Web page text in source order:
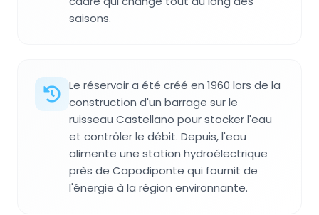
saisons.
Le réservoir a été créé en 1960 lors de la
construction d'un barrage sur le
ruisseau Castellano pour stocker l'eau
et contrôler le débit. Depuis, l'eau
alimente une station hydroélectrique
près de Capodiponte qui fournit de
l'énergie à la région environnante.